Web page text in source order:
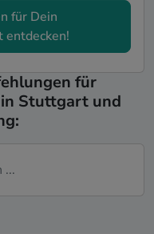
für Dein
entdecken!
für
Stuttgart und
...